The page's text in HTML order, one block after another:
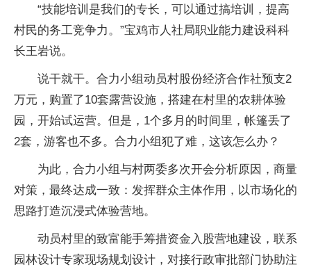
“技能培训是我们的专长，可以通过搞培训，提高
村民的务工竞争力。”宝鸡市人社局职业能力建设科科
长王岩说。
说干就干。合力小组动员村股份经济合作社预支2
万元，购置了10套露营设施，搭建在村里的农耕体验
园，开始试运营。但是，1个多月的时间里，帐篷丢了
2套，游客也不多。合力小组犯了难，这该怎么办？
为此，合力小组与村两委多次开会分析原因，商量
对策，最终达成一致：发挥群众主体作用，以市场化的
思路打造沉浸式体验营地。
动员村里的致富能手筹措资金入股营地建设，联系
园林设计专家现场规划设计，对接行政审批部门协助注